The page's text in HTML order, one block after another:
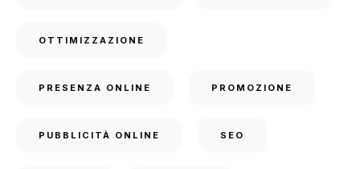
OTTIMIZZAZIONE
PRESENZA ONLINE PROMOZIONE
PUBBLICITÀ ONLINE SEO